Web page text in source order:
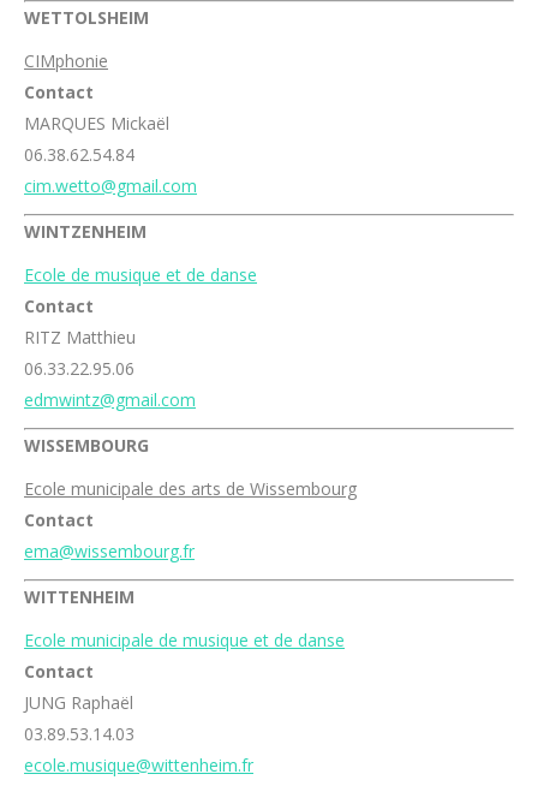
WETTOLSHEIM
CIMphonie
Contact
MARQUES Mickaël
06.38.62.54.84
cim.wetto@gmail.com
WINTZENHEIM
Ecole de musique et de danse
Contact
RITZ Matthieu
06.33.22.95.06
edmwintz@gmail.com
WISSEMBOURG
Ecole municipale des arts de Wissembourg
Contact
ema@wissembourg.fr
WITTENHEIM
Ecole municipale de musique et de danse
Contact
JUNG Raphaël
03.89.53.14.03
ecole.musique@wittenheim.fr